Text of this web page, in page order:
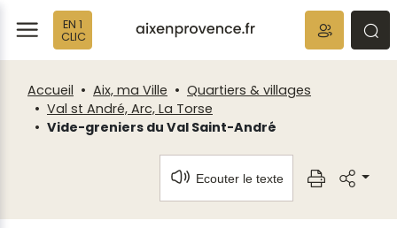
EN 1
CLIC
Accueil Aix, ma Ville
Quartiers & villages
Val st André, Arc, La Torse
Vide-greniers du Val Saint-André
Ecouter le texte
Fenêtre
de
chat
Panneau de gestion des cookies